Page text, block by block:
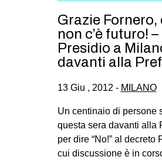
Grazie Fornero,
non c’è futuro! –
Presidio a
davanti alla
13 Giu , 2012 - MILANO
Un centinaio di persone
questa sera davanti alla
per dire “No!” al decreto
cui discussione è in